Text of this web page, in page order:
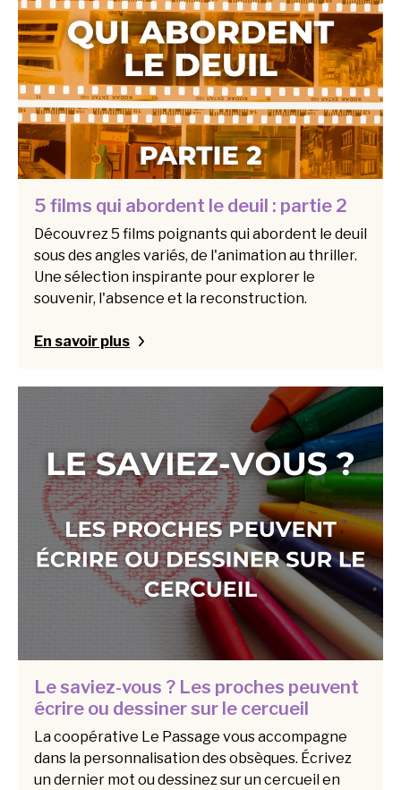
5 films qui abordent le deuil : partie 2
Découvrez 5 films poignants qui abordent le deuil
sous des angles variés, de l'animation au thriller.
Une sélection inspirante pour explorer le
souvenir, l'absence et la reconstruction.
En savoir plus
Le saviez-vous ? Les proches peuvent
écrire ou dessiner sur le cercueil
La coopérative Le Passage vous accompagne
dans la personnalisation des obsèques. Écrivez
un dernier mot ou dessinez sur un cercueil en